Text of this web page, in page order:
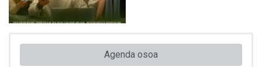
Agenda osoa